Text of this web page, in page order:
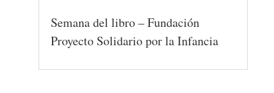
Semana del libro – Fundación
Proyecto Solidario por la Infancia